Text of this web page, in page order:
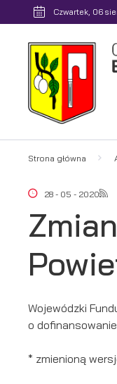
Przejdź do menu.
Przejdź do wyszukiwarki.
Przejdź do treści.
Przejdź do ustawień
Włącz wersjęCzwartek, 06
Strona główna
28 - 05 - 2020
Wojewódzki
o
* zmienioną